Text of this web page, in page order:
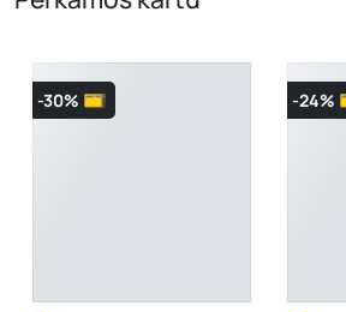
-30% -24%